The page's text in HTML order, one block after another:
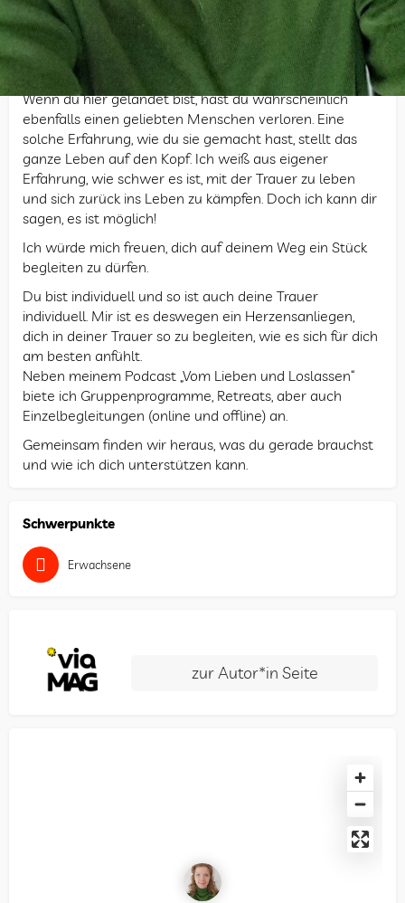
Ich habe die letzten Jahre damit verbracht, mich zu
fragen, warum mir das alles passiert ist. Heute weiß ich,
dass ich eine Botschaft zu teilen habe und dass Liebe
und Trauer zwei Seiten derselben Medaille sind.
Wenn du hier gelandet bist, hast du wahrscheinlich
ebenfalls einen geliebten Menschen verloren. Eine
solche Erfahrung, wie du sie gemacht hast, stellt das
ganze Leben auf den Kopf. Ich weiß aus eigener
Erfahrung, wie schwer es ist, mit der Trauer zu leben
und sich zurück ins Leben zu kämpfen. Doch ich kann dir
sagen, es ist möglich!
Ich würde mich freuen, dich auf deinem Weg ein Stück
begleiten zu dürfen.
Du bist individuell und so ist auch deine Trauer
individuell. Mir ist es deswegen ein Herzensanliegen,
dich in deiner Trauer so zu begleiten, wie es sich für dich
am besten anfühlt.
Neben meinem Podcast „Vom Lieben und Loslassen“
biete ich Gruppenprogramme, Retreats, aber auch
Einzelbegleitungen (online und offline) an.
Gemeinsam finden wir heraus, was du gerade brauchst
und wie ich dich unterstützen kann.
Schwerpunkte
Erwachsene
zur Autor*in Seite